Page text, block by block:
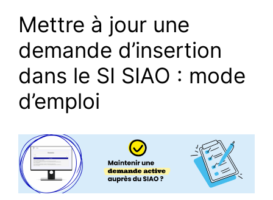
Mettre à jour une
demande d’insertion
dans le SI SIAO : mode
d’emploi